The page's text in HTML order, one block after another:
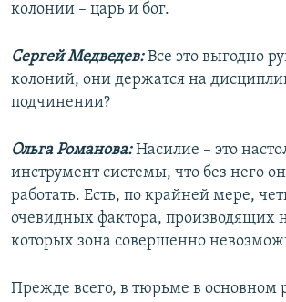
колонии – царь и бог.
Сергей Медведев:Все это выгодно
колоний, они держатся на
подчинении?
Ольга Романова:Насилие – это
инструмент системы, что без него
работать. Есть, по крайней мере,
очевидных фактора, производящих
которых зона совершенно
Прежде всего, в тюрьме в основном